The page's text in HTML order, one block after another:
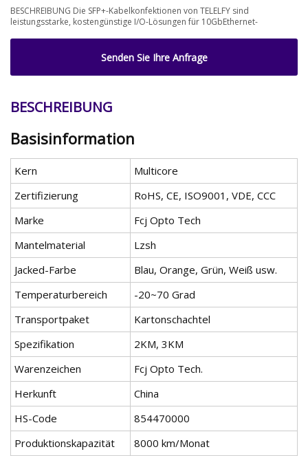
BESCHREIBUNG Die SFP+-Kabelkonfektionen von TELELFY sind
leistungsstarke, kostengünstige I/O-Lösungen für 10GbEthernet-
Senden Sie Ihre Anfrage
BESCHREIBUNG
Basisinformation
Kern
Multicore
Zertifizierung
RoHS, CE, ISO9001, VDE, CCC
Marke
Fcj Opto Tech
Mantelmaterial
Lzsh
Jacked-Farbe
Blau, Orange, Grün, Weiß usw.
Temperaturbereich
-20~70 Grad
Transportpaket
Kartonschachtel
Spezifikation
2KM, 3KM
Warenzeichen
Fcj Opto Tech.
Herkunft
China
HS-Code
854470000
Produktionskapazität
8000 km/Monat